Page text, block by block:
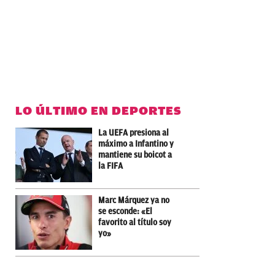
LO ÚLTIMO EN DEPORTES
La UEFA presiona al
máximo a Infantino y
mantiene su boicot a
la FIFA
Marc Márquez ya no
se esconde: «El
favorito al título soy
yo»